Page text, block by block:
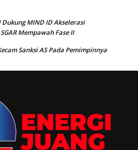
Dukung MIND ID Akselerasi
Mempawah Fase II
Sanksi AS Pada Pemimpinnya